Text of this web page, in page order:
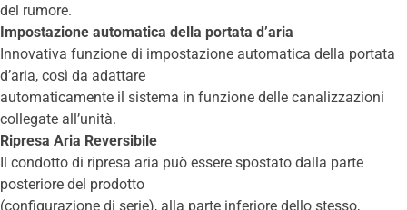
del rumore.
Impostazione automatica della portata d’aria
Innovativa funzione di impostazione automatica della portata
d’aria, così da adattare
automaticamente il sistema in funzione delle canalizzazioni
collegate all’unità.
Ripresa Aria Reversibile
Il condotto di ripresa aria può essere spostato dalla parte
posteriore del prodotto
(configurazione di serie), alla parte inferiore dello stesso,